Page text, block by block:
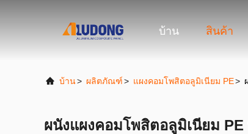
บ้าน สินค้า
บ้าน> ผลิตภัณฑ์> แผงคอมโพสิตอลูมิเนียม PE>
ผนังแผงคอมโพสิตอลูมิเนียม